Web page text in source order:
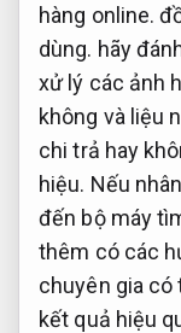
hàng online.
dùng. hãy
xử lý các ảnh
không và liệu
chi trả hay
hiệu. Nếu
đến bộ máy
thêm có các
chuyên gia
kết quả hiệu